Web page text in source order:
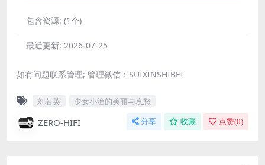
包含资源: (1个)
最近更新: 2026-07-25
如有问题联系管理; 管理微信：SUIXINSHIBEI
刘若英 少女小渔的美丽与哀愁
ZERO-HIFI 分享 收藏 点赞(0)